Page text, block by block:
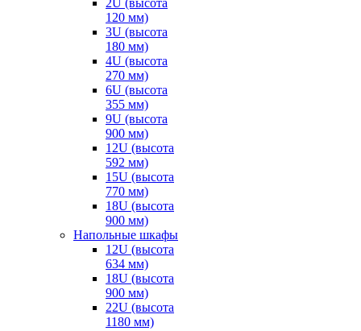
2U (высота
120 мм)
3U (высота
180 мм)
4U (высота
270 мм)
6U (высота
355 мм)
9U (высота
900 мм)
12U (высота
592 мм)
15U (высота
770 мм)
18U (высота
900 мм)
Напольные шкафы
12U (высота
634 мм)
18U (высота
900 мм)
22U (высота
1180 мм)